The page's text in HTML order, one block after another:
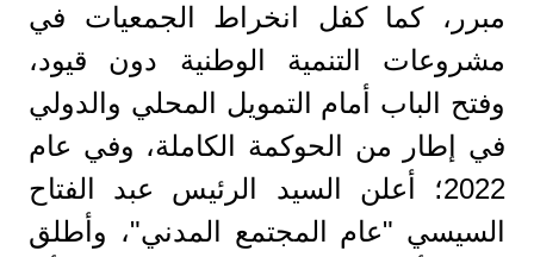
مبرر، كما كفل انخراط الجمعيات في
مشروعات التنمية الوطنية دون قيود،
وفتح الباب أمام التمويل المحلي والدولي
في إطار من الحوكمة الكاملة، وفي عام
2022؛ أعلن السيد الرئيس عبد الفتاح
السيسي "عام المجتمع المدني"، وأطلق